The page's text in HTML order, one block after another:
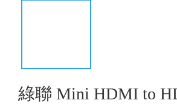
綠聯 Mini HDMI to